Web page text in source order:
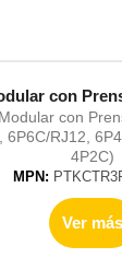
con
con
6P6C/RJ12,
4P2C)
MPN:
Ver más